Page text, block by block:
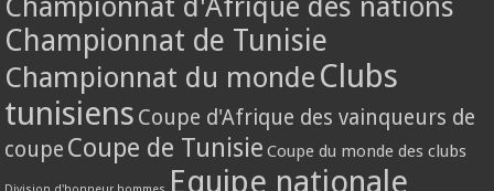
Championnat de Tunisie
Championnat du monde Clubs
tunisiens Coupe d'Afrique des vainqueurs de
coupe Coupe de Tunisie Coupe du monde des clubs
Equipe nationale